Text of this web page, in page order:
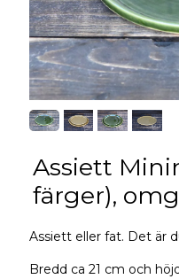
Assiett
färger),
Assiett eller fat. Det är
Bredd ca 21 cm och